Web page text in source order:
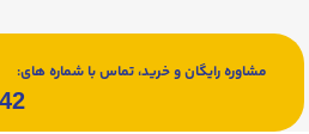
مشاوره رایگان و خرید، تماس با شماره های: